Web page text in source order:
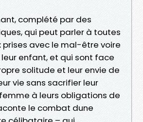
complété par des
qui peut parler à toutes
prises avec le mal-être voire
enfant, et qui sont face
solitude et leur envie de
vie sans sacrifier leur
à leurs obligations de
le combat dune